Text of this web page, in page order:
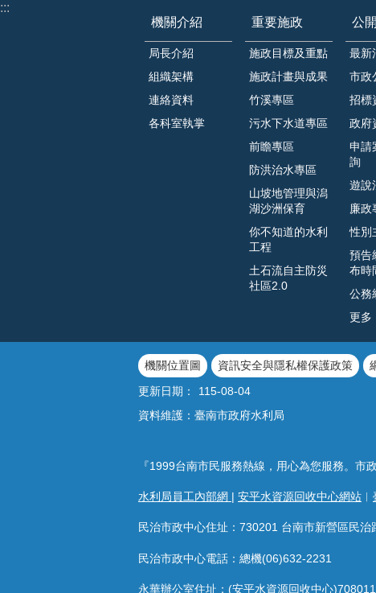
:::
機關介紹
局長介紹
組織架構
連絡資料
各科室執掌
重要施政
施政目標及重點
施政計畫與成果
竹溪專區
污水下水道專區
前瞻專區
防洪治水專區
山坡地管理與潟
湖沙洲保育
你不知道的水利
工程
土石流自主防災
社區2.0
公
最新
市政
招標
政府
申請
詢
遊說
廉政
性別
預告
布時
公務
更多
機關位置圖 資訊安全與隱私權保護政策
更新日期：
115-08-04
資料維護：臺南市政府水利局
『1999台南市民服務熱線，用心為您服務。市
水利局員工內部網 | 安平水資源回收中心網站 ︱
民治市政中心住址：730201 台南市新營區民
民治市政中心電話：總機(06)632-2231
永華辦公室住址：(安平水資源回收中心